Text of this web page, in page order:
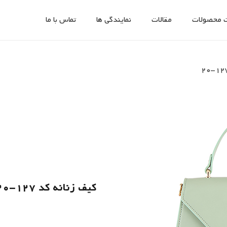
محصولات مقالات نمایندگی ها تماس با ما
کیف زنانه کد 127-20